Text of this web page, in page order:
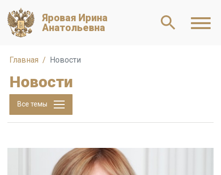
Яровая Ирина
Анатольевна
Главная Новости
Новости
Все темы